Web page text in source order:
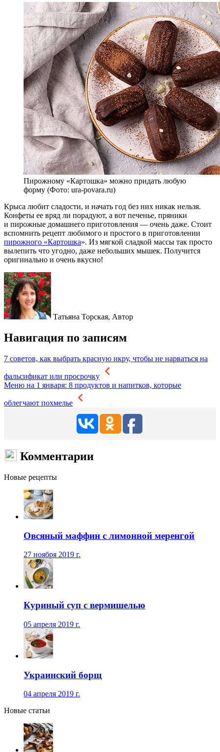
Пирожному «Картошка» можно придать любую
форму (Фото: ura-povara.ru)
Крыса любит сладости, и начать год без них никак нельзя.
Конфеты ее вряд ли порадуют, а вот печенье, пряники
и пирожные домашнего приготовления — очень даже. Стоит
вспомнить рецепт любимого и простого в приготовлении
пирожного «Картошка». Из мягкой сладкой массы так просто
вылепить что угодно, даже небольших мышек. Получится
оригинально и очень вкусно!
Татьяна Торская, Автор
Навигация по записям
7 советов, как выбрать красную икру, чтобы не нарваться на
фальсификат или просрочку
Меню на 1 января: 8 продуктов и напитков, которые
облегчают похмелье
Комментарии
Новые рецепты
Овсяный маффин с лимонной меренгой
27 ноября 2019 г.
Куриный суп с вермишелью
05 апреля 2019 г.
Украинский борщ
04 апреля 2019 г.
Новые статьи